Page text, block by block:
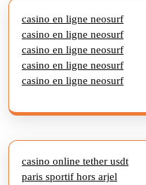
casino en ligne neosurf
casino en ligne neosurf
casino en ligne neosurf
casino en ligne neosurf
casino en ligne neosurf
casino online tether usdt
paris sportif hors arjel